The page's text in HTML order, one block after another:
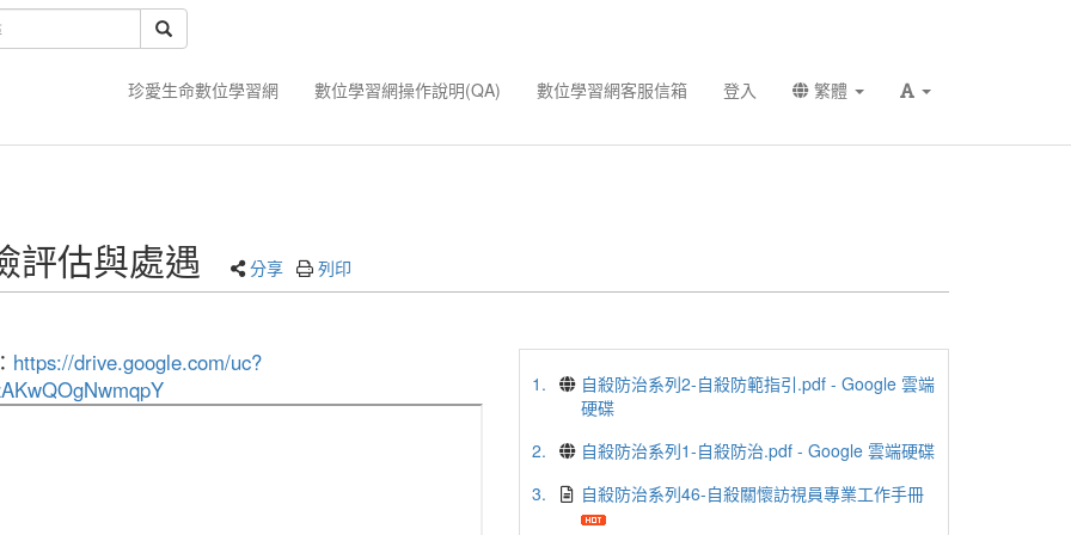
珍愛生命數位學習網 數位學習網操作說明(QA) 數位學習網客服信箱 登入 繁體
評估與處遇 分享 列印
https://drive.google.com/uc?
1.
自殺防治系列2-自殺防範指引.pdf - Google 雲端
硬碟
2.
自殺防治系列1-自殺防治.pdf - Google 雲端硬碟
3.
自殺防治系列46-自殺關懷訪視員專業工作手冊